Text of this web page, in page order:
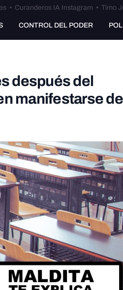
• Curanderos IA Instagram • Timo
CONTROL DEL PODER
después del
manifestarse de